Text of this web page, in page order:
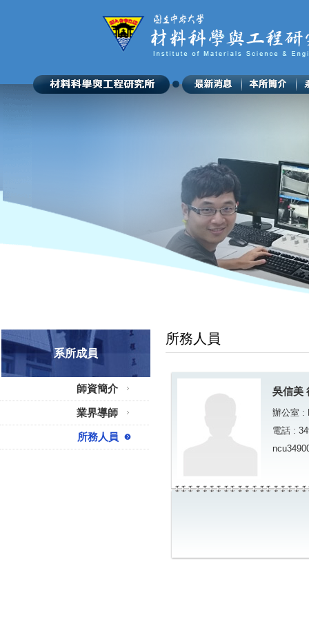
系所成員
師資簡介
業界導師
所務人員
所務人員
吳信美
辦公室 :
電話 :